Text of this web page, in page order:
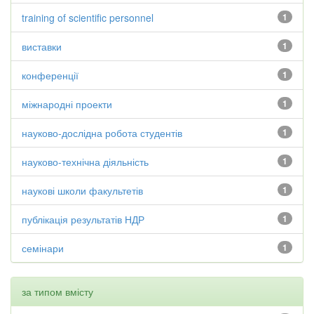
1
training of scientific personnel
1
виставки
1
конференції
1
міжнародні проекти
1
науково-дослідна робота студентів
1
науково-технічна діяльність
1
наукові школи факультетів
1
публікація результатів НДР
1
семінари
за типом вмісту